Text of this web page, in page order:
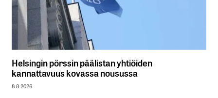
Helsingin pörssin päälistan yhtiöiden
kannattavuus kovassa nousussa
8.8.2026